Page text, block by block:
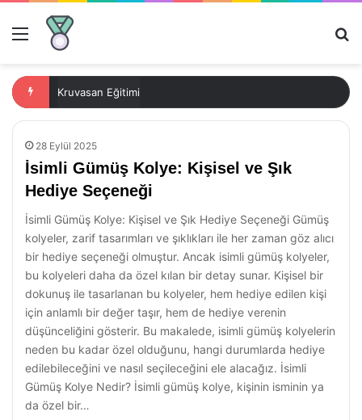
Menü
Kruvasan Eğitimi
28 Eylül 2025
İsimli Gümüş Kolye: Kişisel ve Şık
Hediye Seçeneği
İsimli Gümüş Kolye: Kişisel ve Şık Hediye Seçeneği Gümüş
kolyeler, zarif tasarımları ve şıklıkları ile her zaman göz alıcı
bir hediye seçeneği olmuştur. Ancak isimli gümüş kolyeler,
bu kolyeleri daha da özel kılan bir detay sunar. Kişisel bir
dokunuş ile tasarlanan bu kolyeler, hem hediye edilen kişi
için anlamlı bir değer taşır, hem de hediye verenin
düşünceliğini gösterir. Bu makalede, isimli gümüş kolyelerin
neden bu kadar özel olduğunu, hangi durumlarda hediye
edilebileceğini ve nasıl seçileceğini ele alacağız. İsimli
Gümüş Kolye Nedir? İsimli gümüş kolye, kişinin isminin ya
da özel bir…